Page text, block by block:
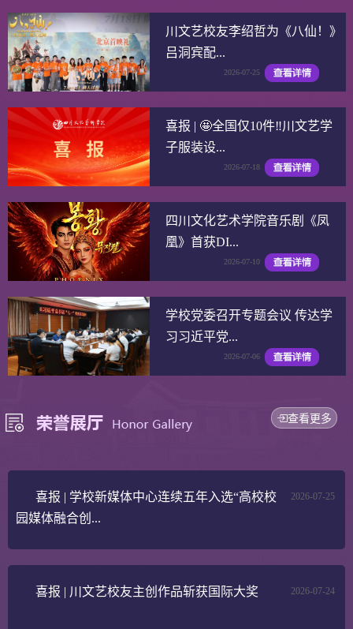
川文艺校友李绍哲为《八仙！》
吕洞宾配...
2026-07-25
喜报 | 🤩全国仅10件‼️川文艺学
子服装设...
2026-07-18
四川文化艺术学院音乐剧《凤
凰》首获DI...
2026-07-10
学校党委召开专题会议 传达学
习习近平党...
2026-07-06
查看更多
2026-07-25
喜报 | 学校新媒体中心连续五年入选“高校校
园媒体融合创...
2026-07-24
喜报 | 川文艺校友主创作品斩获国际大奖